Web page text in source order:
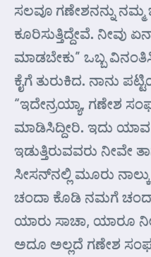
ಸಲವೂ ಗಣೇಶನನ್ನು
ಕೂರಿಸುತ್ತಿದ್ದೇವೆ. ನೀವು
ಮಾಡಬೇಕು” ಒಬ್ಬ
ಕೈಗೆ ತುರುಕಿದ. ನಾನು
“ಇದೇನ್ರಯ್ಯಾ, ಗಣೇಶ
ಮಾಡಿಸಿದ್ದೀರಿ. ಇದು
ಇಡುತ್ತಿರುವವರು ನೀವೇ
ಸೀಸನ್‌ನಲ್ಲಿ ಮೂರು
ಚಂದಾ ಕೊಡಿ ನಮಗೆ
ಯಾರು ಸಾಚಾ, ಯಾರೂ
ಅದೂ ಅಲ್ಲದೆ ಗಣೇಶ